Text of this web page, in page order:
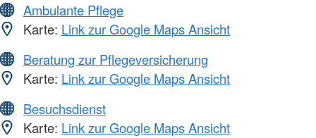
Ambulante Pflege
Karte: Link zur Google Maps Ansicht
Beratung zur Pflegeversicherung
Karte: Link zur Google Maps Ansicht
Besuchsdienst
Karte: Link zur Google Maps Ansicht